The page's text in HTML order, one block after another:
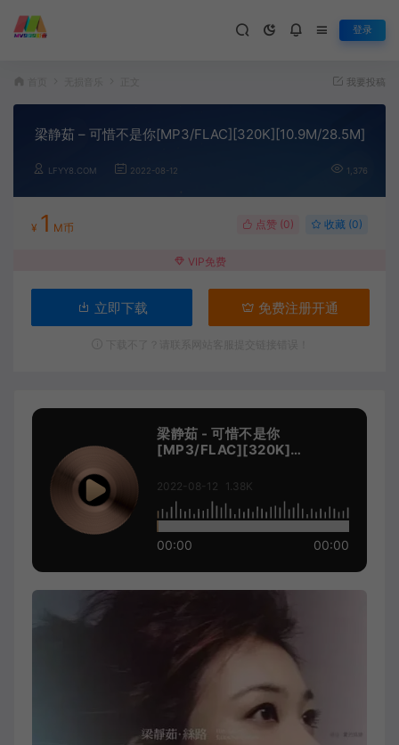
登录
我要投稿
梁静茹 – 可惜不是你[MP3/FLAC][320K][10.9M/28.5M]
LFYY8.COM 2022-08-12 1,376
¥ 1 M币 点赞 (0) 收藏 (0)
VIP免费
立即下载 免费注册开通
梁静茹 - 可惜不是你
[MP3/FLAC][320K]
2022-08-12 1.38K
00:00 00:00